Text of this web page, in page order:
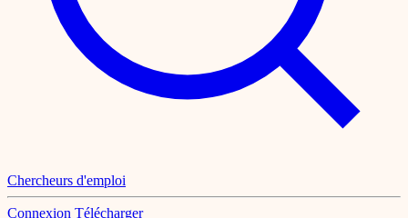
Chercheurs d'emploi
Connexion Télécharger